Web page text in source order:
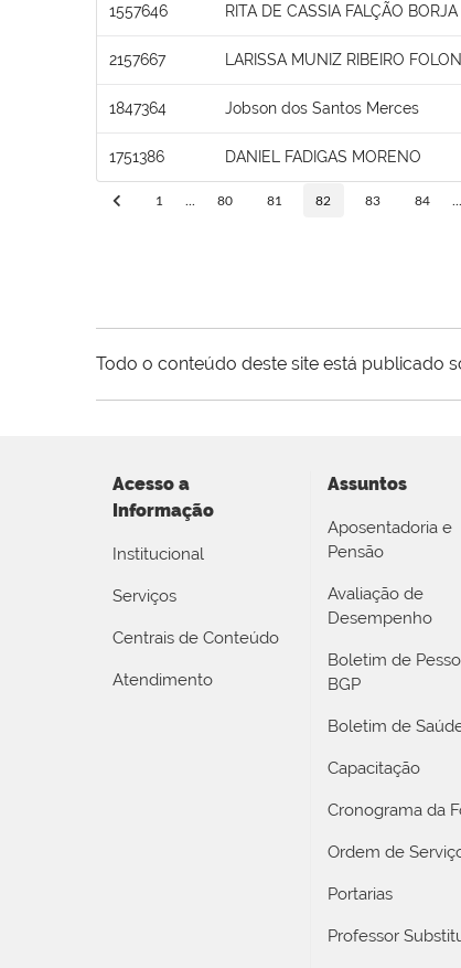
1557646 RITA DE CASSIA FALÇÃO
2157667 LARISSA MUNIZ RIBEIRO
1847364 Jobson dos Santos Merces
1751386 DANIEL FADIGAS MORENO
1 80 81 82 83 84
Todo o conteúdo deste site está publicado
Acesso a
Informação
Institucional
Serviços
Centrais de Conteúdo
Atendimento
Assuntos
Aposentadoria e
Pensão
Avaliação de
Desempenho
Boletim de
BGP
Boletim de
Capacitação
Cronograma da
Ordem de
Portarias
Professor